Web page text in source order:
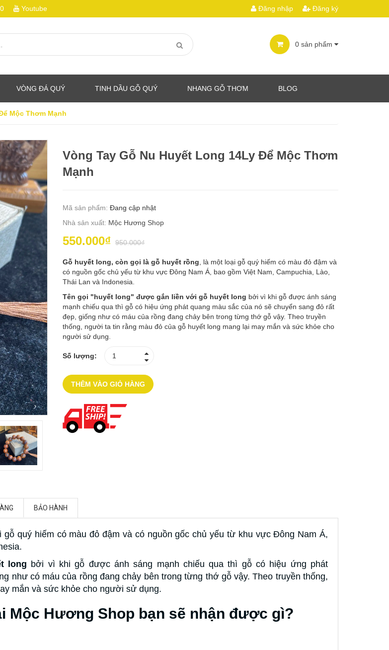
Youtube Đăng nhập Đăng ký
0 sản phẩm
VÒNG ĐÁ QUÝ TINH DẦU GỖ QUÝ NHANG GỖ THƠM BLOG
Mộc Thơm Mạnh
Vòng Tay Gỗ Nu Huyết Long 14Ly Để Mộc Thơm
Mạnh
Mã sản phẩm: Đang cập nhật
Nhà sản xuất: Mộc Hương Shop
550.000₫ 950.000₫
Gỗ huyết long, còn gọi là gỗ huyết rồng , là một loại gỗ quý hiếm có màu đỏ đậm và
có nguồn gốc chủ yếu từ khu vực Đông Nam Á, bao gồm Việt Nam, Campuchia, Lào,
Thái Lan và Indonesia.
Tên gọi "huyết long" được gắn liền với gỗ huyết long bởi vì khi gỗ được ánh sáng
mạnh chiếu qua thì gỗ có hiệu ứng phát quang màu sắc của nó sẽ chuyển sang đỏ rất
đẹp, giống như có máu của rồng đang chảy bên trong từng thớ gỗ vậy. Theo truyền
thống, người ta tin rằng màu đỏ của gỗ huyết long mang lại may mắn và sức khỏe cho
người sử dụng.
Số lượng:
THÊM VÀO GIỎ HÀNG
BẢO HÀNH
gỗ quý hiếm có màu đỏ đậm và có nguồn gốc chủ yếu từ khu vực Đông Nam Á,
long bởi vì khi gỗ được ánh sáng mạnh chiếu qua thì gỗ có hiệu ứng phát
như có máu của rồng đang chảy bên trong từng thớ gỗ vậy. Theo truyền thống,
mắn và sức khỏe cho người sử dụng.
Mộc Hương Shop bạn sẽ nhận được gì?